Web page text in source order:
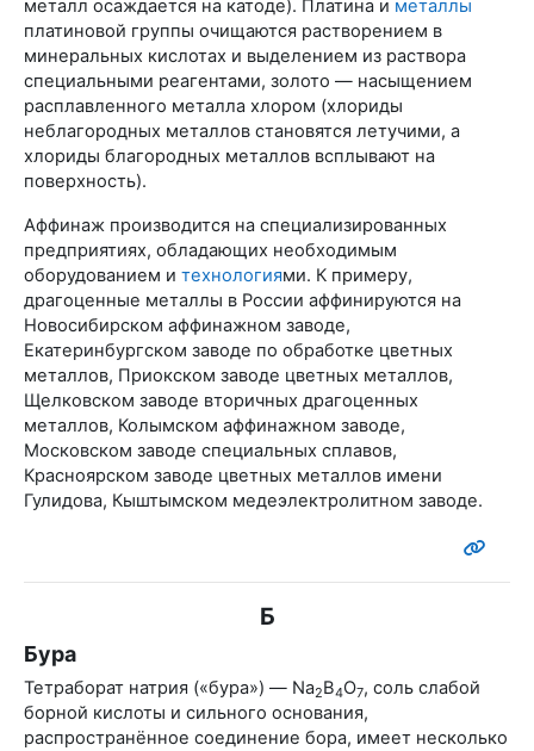
металл осаждается на катоде). Платина и металлы
платиновой группы очищаются растворением в
минеральных кислотах и выделением из раствора
специальными реагентами, золото — насыщением
расплавленного металла хлором (хлориды
неблагородных металлов становятся летучими, а
хлориды благородных металлов всплывают на
поверхность).
Аффинаж производится на специализированных
предприятиях, обладающих необходимым
оборудованием и технологиями. К примеру,
драгоценные металлы в России аффинируются на
Новосибирском аффинажном заводе,
Екатеринбургском заводе по обработке цветных
металлов, Приокском заводе цветных металлов,
Щелковском заводе вторичных драгоценных
металлов, Колымском аффинажном заводе,
Московском заводе специальных сплавов,
Красноярском заводе цветных металлов имени
Гулидова, Кыштымском медеэлектролитном заводе.
Б
Бура
Тетраборат натрия («бура») — Na2B4O7, соль слабой
борной кислоты и сильного основания,
распространённое соединение бора, имеет несколько